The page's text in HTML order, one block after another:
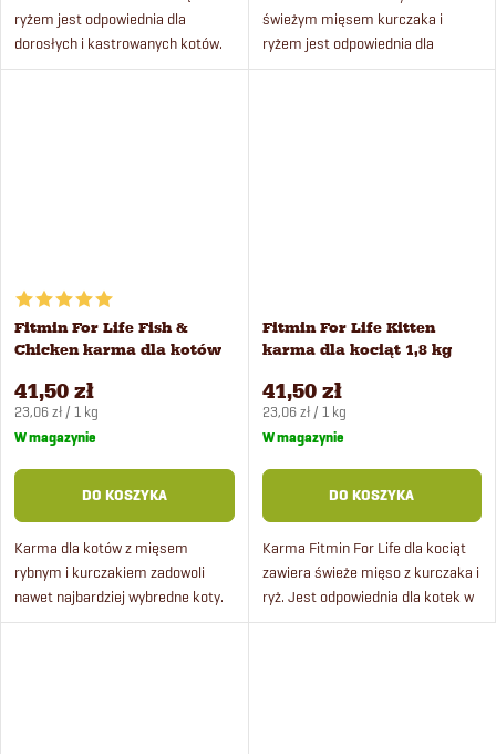
ryżem jest odpowiednia dla
dorosłych i kastrowanych kotów.
Karma zawiera świeże mięso, ryż
świeżym mięsem kurczaka i
ryżem jest odpowiednia dla
dorosłych kotów. Karma zawiera
Fitmin For Life Fish &
Chicken karma dla kotów
41,50 zł
Cena
jednostkowa:
23,06 zł / 1 kg
W magazynie
DO KOSZYKA
Karma dla kotów z mięsem
rybnym i kurczakiem zadowoli
nawet najbardziej wybredne koty.
Karma zawiera świeże mięso oraz
Fitmin For Life Kitten
karma dla kociąt 1,8 kg
41,50 zł
Cena
jednostkowa:
23,06 zł / 1 kg
W magazynie
DO KOSZYKA
Karma Fitmin For Life dla kociąt
zawiera świeże mięso z kurczaka i
ryż. Jest odpowiednia dla kotek w
ciąży i karmiących. Ma doskonały